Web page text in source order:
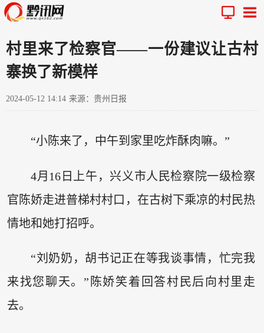
村里来了检察官——一份建议让古村
寨换了新模样
2024-05-12 14:14 来源：贵州日报
“小陈来了，中午到家里吃炸酥肉嘛。”
4月16日上午，兴义市人民检察院一级检察
官陈娇走进普梯村村口，在古树下乘凉的村民热
情地和她打招呼。
“刘奶奶，胡书记正在等我谈事情，忙完我
来找您聊天。”陈娇笑着回答村民后向村里走
去。